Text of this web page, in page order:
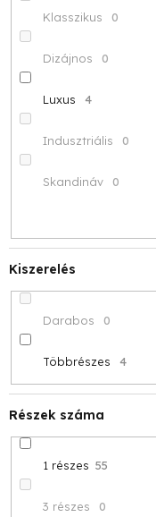
Klasszikus 0
Dizájnos 0
Luxus 4
Indusztriális 0
Skandináv 0
Kiszerelés
Darabos 0
Többrészes 4
Részek száma
1 részes 55
3 részes 0